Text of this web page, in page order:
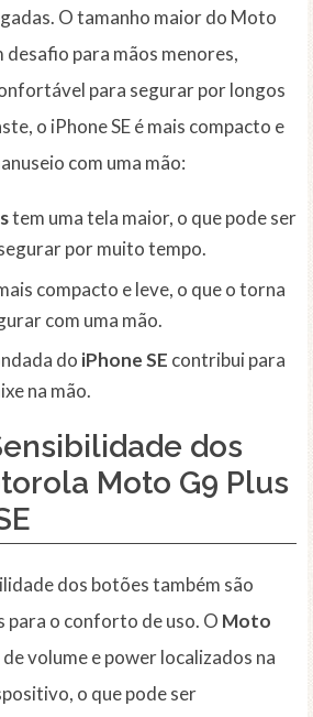
O tamanho maior do Moto
desafio para mãos menores,
para segurar por longos
o iPhone SE é mais compacto e
com uma mão:
tem uma tela maior, o que pode ser
por muito tempo.
compacto e leve, o que o torna
com uma mão.
do iPhone SE contribui para
na mão.
dos
Moto G9 Plus
dos botões também são
o conforto de uso. O Moto
volume e power localizados na
o que pode ser